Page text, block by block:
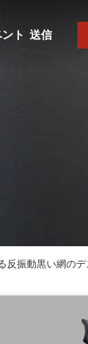
ト 送信
反振動黒い網の